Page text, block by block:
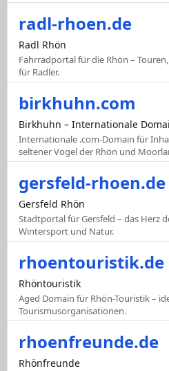
radl-rhoen.de
Radl Rhön
Fahrradportal für die Rhön –
für Radler.
birkhuhn.com
Birkhuhn – Internationale
Internationale .com-Domain für
seltener Vogel der Rhön und
gersfeld-rhoen.de
Gersfeld Rhön
Stadtportal für Gersfeld – das Herz
Wintersport und Natur.
rhoentouristik.de
Rhöntouristik
Aged Domain für Rhön-Touristik –
Tourismusorganisationen.
rhoenfreunde.de
Rhönfreunde